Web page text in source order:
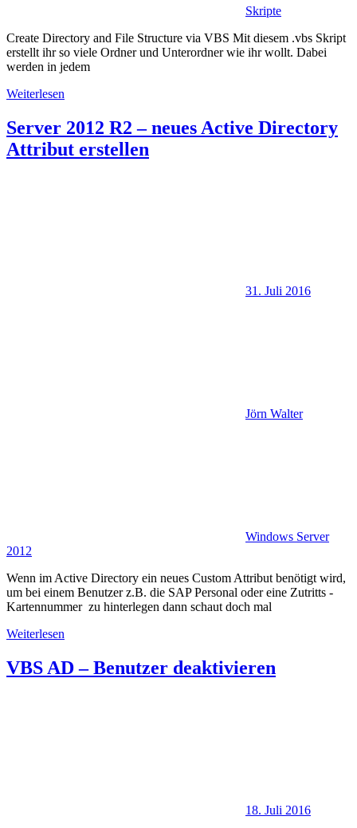
Skripte
Create Directory and File Structure via VBS Mit diesem .vbs Skript
erstellt ihr so viele Ordner und Unterordner wie ihr wollt. Dabei
werden in jedem
Weiterlesen
Server 2012 R2 – neues Active Directory
Attribut erstellen
31. Juli 2016
Jörn Walter
Windows Server
2012
Wenn im Active Directory ein neues Custom Attribut benötigt wird,
um bei einem Benutzer z.B. die SAP Personal oder eine Zutritts -
Kartennummer zu hinterlegen dann schaut doch mal
Weiterlesen
VBS AD – Benutzer deaktivieren
18. Juli 2016